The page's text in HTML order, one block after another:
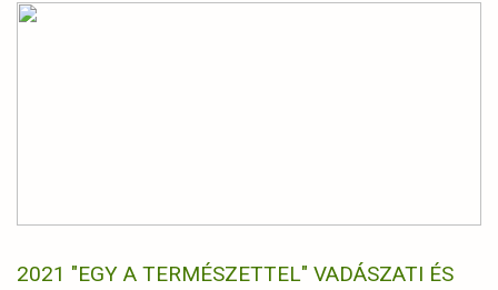
2021 "EGY A TERMÉSZETTEL" VADÁSZATI ÉS